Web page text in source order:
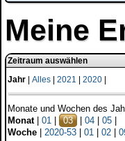
Meine
Zeitraum auswählen
Jahr
Alles 2021 2020
Monate und Wochen des
Monat| 01 03 04 05
Woche
2020-53 01 02